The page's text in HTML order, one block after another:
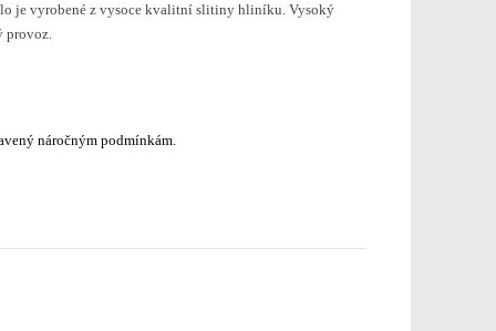
je vyrobené z vysoce kvalitní slitiny hliníku. Vysoký
provoz.
náročným podmínkám.